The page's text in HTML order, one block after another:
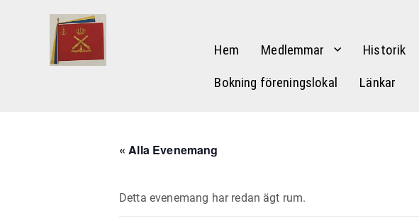
Hem Medlemmar Historik
Bokning föreningslokal Länkar
« Alla Evenemang
Detta evenemang har redan ägt rum.